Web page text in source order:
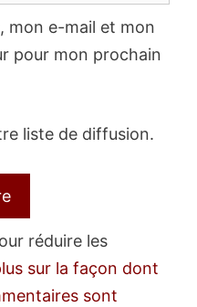
mon e-mail et mon
pour mon prochain
liste de diffusion.
réduire les
sur la façon dont
sont